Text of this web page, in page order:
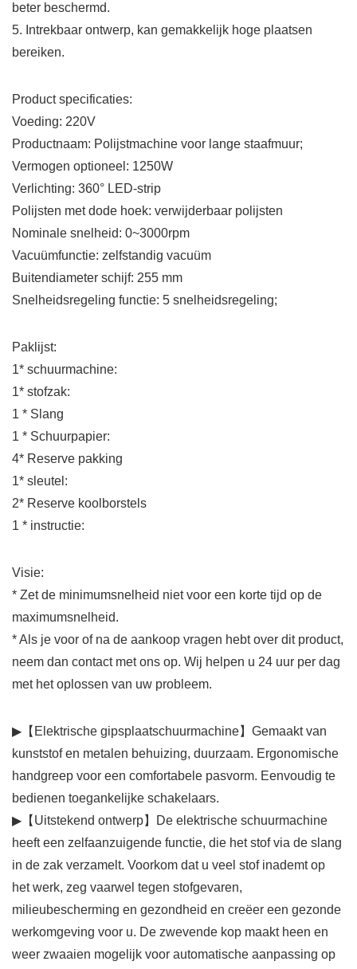
beter beschermd.
5. Intrekbaar ontwerp, kan gemakkelijk hoge plaatsen
bereiken.
Product specificaties:
Voeding: 220V
Productnaam: Polijstmachine voor lange staafmuur;
Vermogen optioneel: 1250W
Verlichting: 360° LED-strip
Polijsten met dode hoek: verwijderbaar polijsten
Nominale snelheid: 0~3000rpm
Vacuümfunctie: zelfstandig vacuüm
Buitendiameter schijf: 255 mm
Snelheidsregeling functie: 5 snelheidsregeling;
Paklijst:
1* schuurmachine:
1* stofzak:
1 * Slang
1 * Schuurpapier:
4* Reserve pakking
1* sleutel:
2* Reserve koolborstels
1 * instructie:
Visie:
* Zet de minimumsnelheid niet voor een korte tijd op de
maximumsnelheid.
* Als je voor of na de aankoop vragen hebt over dit product,
neem dan contact met ons op. Wij helpen u 24 uur per dag
met het oplossen van uw probleem.
▶【Elektrische gipsplaatschuurmachine】Gemaakt van
kunststof en metalen behuizing, duurzaam. Ergonomische
handgreep voor een comfortabele pasvorm. Eenvoudig te
bedienen toegankelijke schakelaars.
▶【Uitstekend ontwerp】De elektrische schuurmachine
heeft een zelfaanzuigende functie, die het stof via de slang
in de zak verzamelt. Voorkom dat u veel stof inademt op
het werk, zeg vaarwel tegen stofgevaren,
milieubescherming en gezondheid en creëer een gezonde
werkomgeving voor u. De zwevende kop maakt heen en
weer zwaaien mogelijk voor automatische aanpassing op